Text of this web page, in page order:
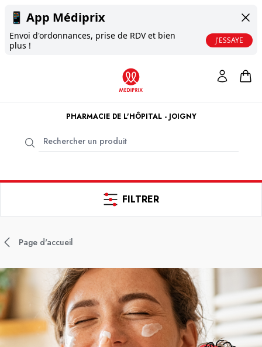
📱 App Médiprix
Envoi d'ordonnances, prise de RDV et bien
plus !
J'ESSAYE
PHARMACIE DE L'HÔPITAL - JOIGNY
FILTRER
Page d'accueil